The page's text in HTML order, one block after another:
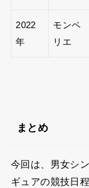
2022
年
モンペ
リエ
まとめ
今回は、男女シ
ギュアの競技日